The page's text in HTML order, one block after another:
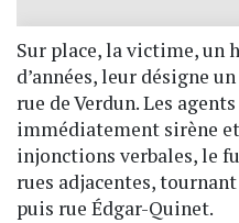
Sur place, la victime, un
d’années, leur désigne
rue de Verdun. Les
immédiatement sirène
injonctions verbales, le
rues adjacentes,
puis rue Édgar-Quinet.